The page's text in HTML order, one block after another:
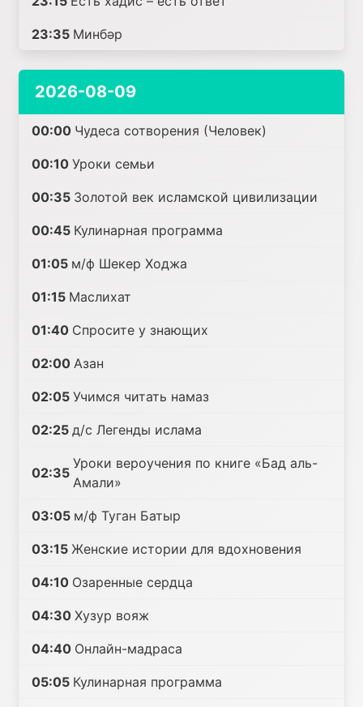
23:35 Минбәр
2026-08-09
00:00 Чудеса сотворения (Человек)
00:10 Уроки семьи
00:35 Золотой век исламской цивилизации
00:45 Кулинарная программа
01:05 м/ф Шекер Ходжа
01:15 Маслихат
01:40 Спросите у знающих
02:00 Азан
02:05 Учимся читать намаз
02:25 д/с Легенды ислама
02:35
Уроки вероучения по книге «Бад аль-
Амали»
03:05 м/ф Туган Батыр
03:15 Женские истории для вдохновения
04:10 Озаренные сердца
04:30 Хузур вояж
04:40 Онлайн-мадраса
05:05 Кулинарная программа